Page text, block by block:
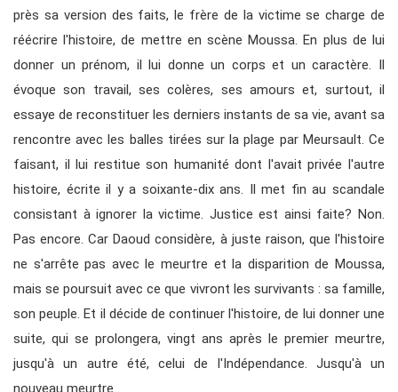
près sa version des faits, le frère de la victime se charge de
réécrire l'histoire, de mettre en scène Moussa. En plus de lui
donner un prénom, il lui donne un corps et un caractère. Il
évoque son travail, ses colères, ses amours et, surtout, il
essaye de reconstituer les derniers instants de sa vie, avant sa
rencontre avec les balles tirées sur la plage par Meursault. Ce
faisant, il lui restitue son humanité dont l'avait privée l'autre
histoire, écrite il y a soixante-dix ans. Il met fin au scandale
consistant à ignorer la victime. Justice est ainsi faite? Non.
Pas encore. Car Daoud considère, à juste raison, que l'histoire
ne s'arrête pas avec le meurtre et la disparition de Moussa,
mais se poursuit avec ce que vivront les survivants : sa famille,
son peuple. Et il décide de continuer l'histoire, de lui donner une
suite, qui se prolongera, vingt ans après le premier meurtre,
jusqu'à un autre été, celui de l'Indépendance. Jusqu'à un
nouveau meurtre.